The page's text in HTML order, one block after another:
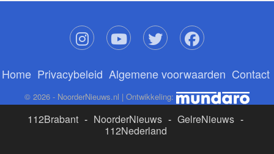
Home Privacybeleid Algemene voorwaarden Contact
© 2026 - NoorderNieuws.nl | Ontwikkeling:
112Brabant - NoorderNieuws - GelreNieuws -
112Nederland